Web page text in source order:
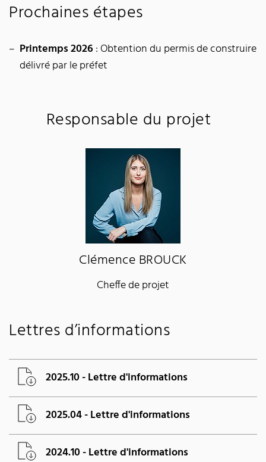
Prochaines étapes
Printemps 2026 : Obtention du permis de construire
délivré par le préfet
Responsable du projet
Clémence BROUCK
Cheffe de projet
Lettres d’informations
2025.10 - Lettre d'informations
2025.04 - Lettre d'informations
2024.10 - Lettre d'informations